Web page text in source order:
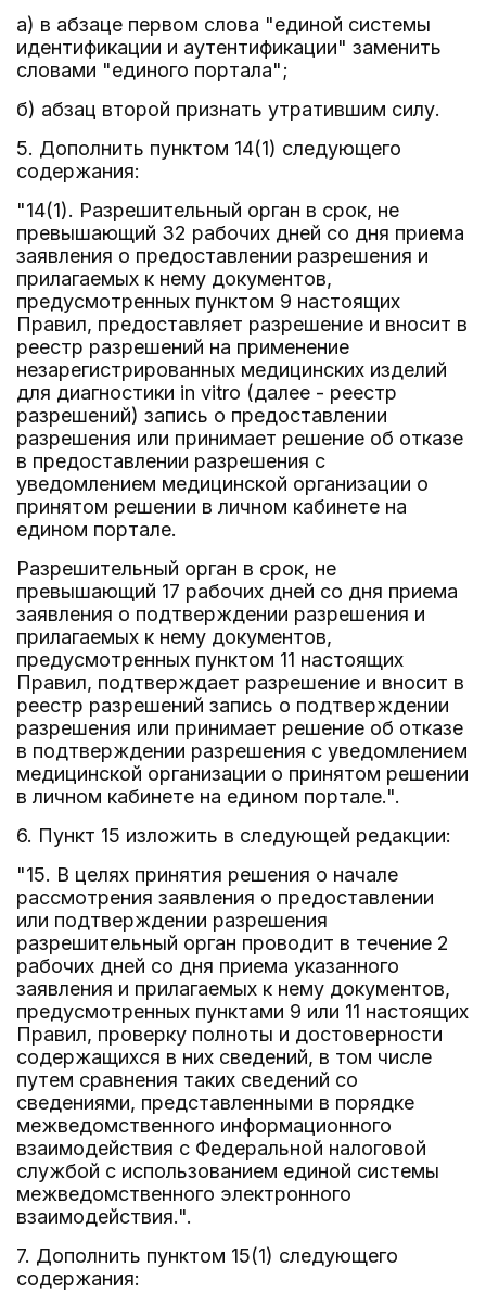
а) в абзаце первом слова "единой системы
идентификации и аутентификации" заменить
словами "единого портала";
б) абзац второй признать утратившим силу.
5. Дополнить пунктом 14(1) следующего
содержания:
"14(1). Разрешительный орган в срок, не
превышающий 32 рабочих дней со дня приема
заявления о предоставлении разрешения и
прилагаемых к нему документов,
предусмотренных пунктом 9 настоящих
Правил, предоставляет разрешение и вносит в
реестр разрешений на применение
незарегистрированных медицинских изделий
для диагностики in vitro (далее - реестр
разрешений) запись о предоставлении
разрешения или принимает решение об отказе
в предоставлении разрешения с
уведомлением медицинской организации о
принятом решении в личном кабинете на
едином портале.
Разрешительный орган в срок, не
превышающий 17 рабочих дней со дня приема
заявления о подтверждении разрешения и
прилагаемых к нему документов,
предусмотренных пунктом 11 настоящих
Правил, подтверждает разрешение и вносит в
реестр разрешений запись о подтверждении
разрешения или принимает решение об отказе
в подтверждении разрешения с уведомлением
медицинской организации о принятом решении
в личном кабинете на едином портале.".
6. Пункт 15 изложить в следующей редакции:
"15. В целях принятия решения о начале
рассмотрения заявления о предоставлении
или подтверждении разрешения
разрешительный орган проводит в течение 2
рабочих дней со дня приема указанного
заявления и прилагаемых к нему документов,
предусмотренных пунктами 9 или 11 настоящих
Правил, проверку полноты и достоверности
содержащихся в них сведений, в том числе
путем сравнения таких сведений со
сведениями, представленными в порядке
межведомственного информационного
взаимодействия с Федеральной налоговой
службой с использованием единой системы
межведомственного электронного
взаимодействия.".
7. Дополнить пунктом 15(1) следующего
содержания: